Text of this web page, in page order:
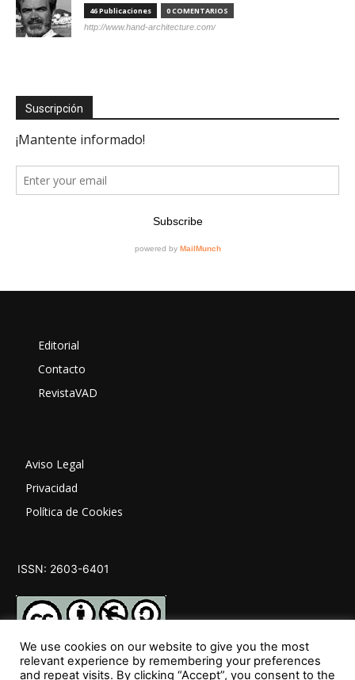
46 Publicaciones 0 COMENTARIOS
http://www.hand-architecture.com/
Suscripción
Editorial
Contacto
RevistaVAD
Aviso Legal
Privacidad
Política de Cookies
ISSN: 2603-6401
We use cookies on our website to give you the most
relevant experience by remembering your preferences
and repeat visits. By clicking “Accept”, you consent to the